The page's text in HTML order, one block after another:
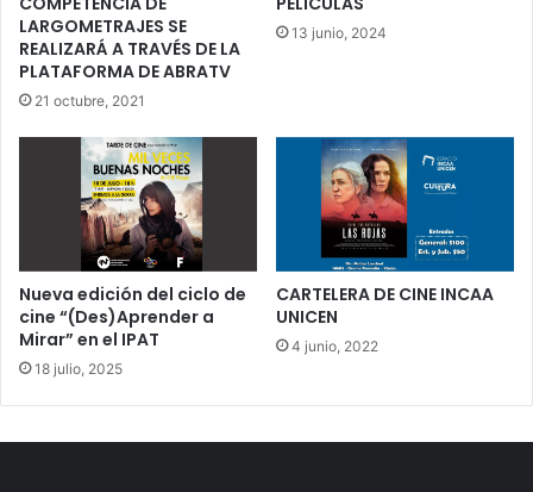
LARGOMETRAJES SE
REALIZARÁ A TRAVÉS DE LA
PLATAFORMA DE ABRATV
21 octubre, 2021
13 junio, 2024
Nueva edición del ciclo de
cine “(Des)Aprender a
Mirar” en el IPAT
18 julio, 2025
CARTELERA DE CINE INCAA
UNICEN
4 junio, 2022